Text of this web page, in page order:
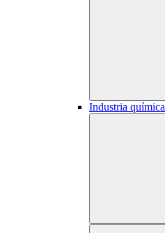
Industria química